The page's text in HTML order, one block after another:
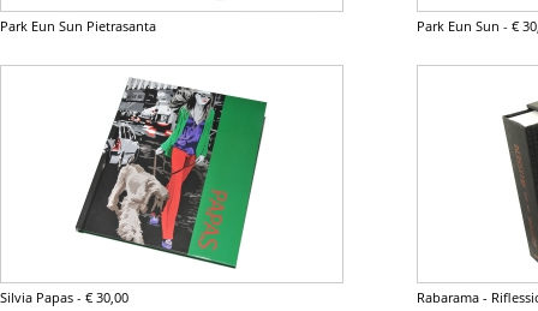
Park Eun Sun Pietrasanta Park Eun Sun - €
Silvia Papas - € 30,00 Rabarama -